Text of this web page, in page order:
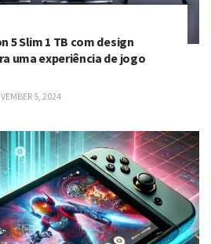
5 Slim 1 TB com design
uma experiência de jogo
5, 2024